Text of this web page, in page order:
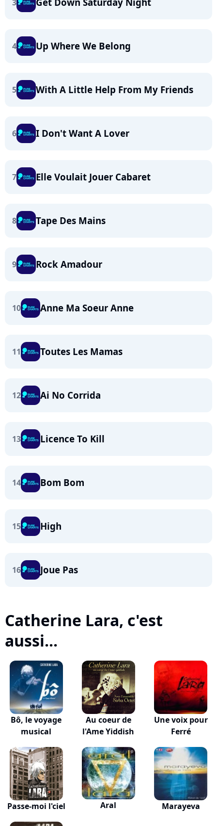
3
4 Up Where We Belong
5 With A Little Help From My Friends
6 I Don't Want A Lover
7 Elle Voulait Jouer Cabaret
8 Tape Des Mains
9 Rock Amadour
10 Anne Ma Soeur Anne
11 Toutes Les Mamas
12 Ai No Corrida
13 Licence To Kill
14 Bom Bom
15 High
16 Joue Pas
Catherine Lara, c'est
aussi...
Bô, le voyage
musical
Au coeur de
l'Ame Yiddish
Une voix pour
Ferré
Passe-moi l'ciel Aral Marayeva